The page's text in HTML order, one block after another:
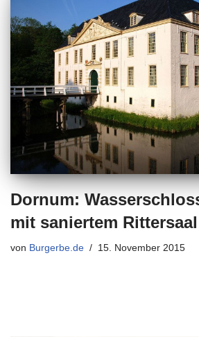
Dornum:
mit saniertem Rittersaal
von Burgerbe.de 15. November 2015